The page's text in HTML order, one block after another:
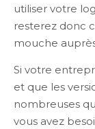
utiliser votre
resterez donc
mouche
Si votre
et que les
nombreuses
vous avez